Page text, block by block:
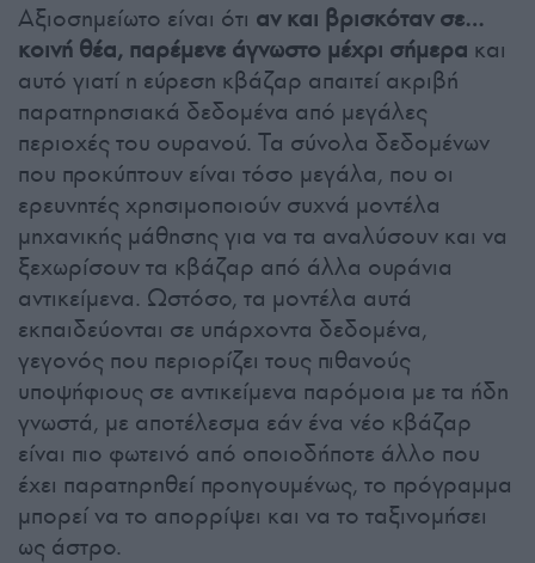
Αξιοσημείωτο είναι ότι αν και βρισκόταν σε…
κοινή θέα, παρέμενε άγνωστο μέχρι σήμερα και
αυτό γιατί η εύρεση κβάζαρ απαιτεί ακριβή
παρατηρησιακά δεδομένα από μεγάλες
περιοχές του ουρανού. Τα σύνολα δεδομένων
που προκύπτουν είναι τόσο μεγάλα, που οι
ερευνητές χρησιμοποιούν συχνά μοντέλα
μηχανικής μάθησης για να τα αναλύσουν και να
ξεχωρίσουν τα κβάζαρ από άλλα ουράνια
αντικείμενα. Ωστόσο, τα μοντέλα αυτά
εκπαιδεύονται σε υπάρχοντα δεδομένα,
γεγονός που περιορίζει τους πιθανούς
υποψήφιους σε αντικείμενα παρόμοια με τα ήδη
γνωστά, με αποτέλεσμα εάν ένα νέο κβάζαρ
είναι πιο φωτεινό από οποιοδήποτε άλλο που
έχει παρατηρηθεί προηγουμένως, το πρόγραμμα
μπορεί να το απορρίψει και να το ταξινομήσει
ως άστρο.